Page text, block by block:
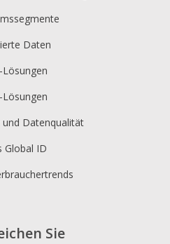
Daten
Lösungen
Lösungen
Datenqualität
Global ID
Sie